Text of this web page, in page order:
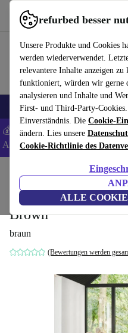
refurbed besser
Unsere Produkte und Cookies
werden wiederverwendet.
relevantere Inhalte anzeigen
funktioniert, würden wir gerne
analysieren und Inhalte und
First- und Third-Party-
Einverständnis. Die Cookie-
ändern. Lies unsere
Cookie-Richtlinie des
ALLE
refurbed schnell und einfach nutzen
🎒 Back to school Handys
💰 Extra -5% auf Samsung- und
ANDROID5 -AGB
Haushalt Möbel
Vivica Schlafsofa
Brown
braun
(Bewertungen werden